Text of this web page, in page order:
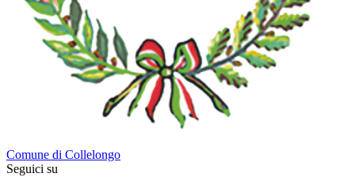
Comune di Collelongo
Seguici su